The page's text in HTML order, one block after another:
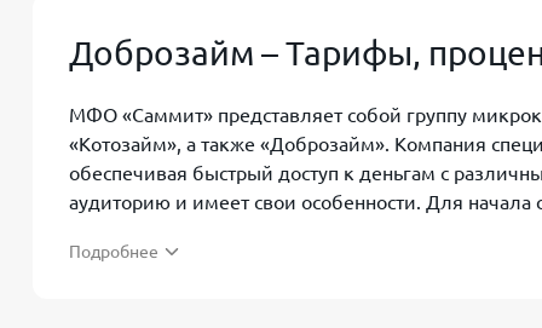
Доброзайм – Тарифы,
МФО «Саммит» представляет собой группу
«Котозайм», а также «Доброзайм». Компания
обеспечивая быстрый доступ к деньгам с
аудиторию и имеет свои особенности. Для начала
Подробнее